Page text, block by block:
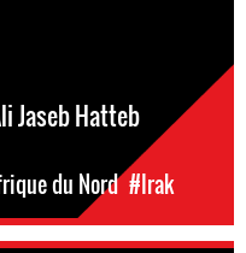
Jaseb Hatteb
du Nord #Irak